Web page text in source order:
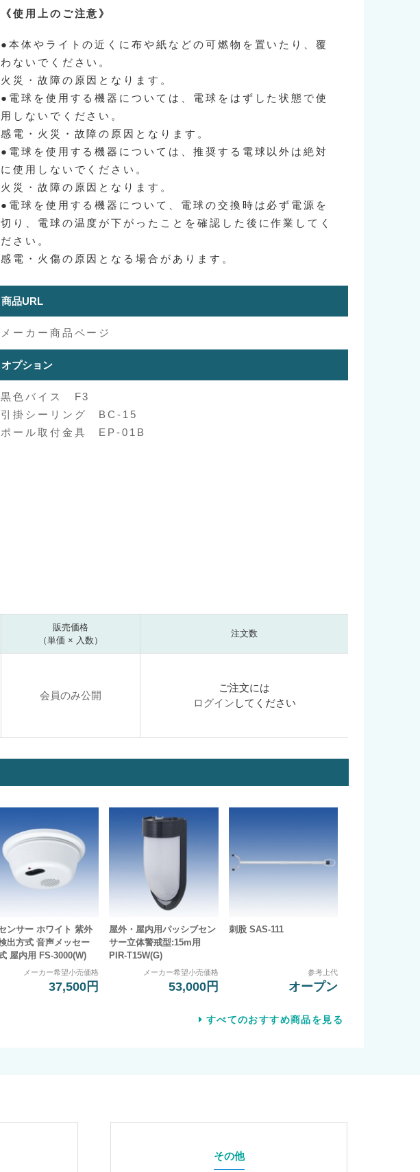
《使用上のご注意》
●本体やライトの近くに布や紙などの可燃物を置いたり、覆
わないでください。
火災・故障の原因となります。
●電球を使用する機器については、電球をはずした状態で使
用しないでください。
感電・火災・故障の原因となります。
●電球を使用する機器については、推奨する電球以外は絶対
に使用しないでください。
火災・故障の原因となります。
●電球を使用する機器について、電球の交換時は必ず電源を
切り、電球の温度が下がったことを確認した後に作業してく
ださい。
感電・火傷の原因となる場合があります。
商品URL
メーカー商品ページ
オプション
黒色バイス F3
引掛シーリング BC-15
ポール取付金具 EP-01B
販売価格
（単価 × 入数）
注文数
会員のみ公開
ご注文には
ログイン してください
ンサー ホワイト 紫外
出方式 音声メッセー
屋内用 FS-3000(W)
メーカー希望小売価格
37,500円
屋外・屋内用パッシブセン
サー立体警戒型:15m用
PIR-T15W(G)
メーカー希望小売価格
53,000円
刺股 SAS-111
参考上代
オープン
すべてのおすすめ商品を見る
その他